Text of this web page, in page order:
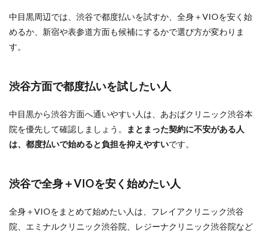
中目黒周辺では、渋谷で都度払いを試すか、全身＋VIOを安く始
めるか、新宿や表参道方面も候補にするかで選び方が変わりま
す。
渋谷方面で都度払いを試したい人
中目黒から渋谷方面へ通いやすい人は、あおばクリニック渋谷本
院を優先して確認しましょう。
まとまった契約に不安がある人
は、都度払いで始めると負担を抑えやすいです。
渋谷で全身＋VIOを安く始めたい人
全身＋VIOをまとめて始めたい人は、フレイアクリニック渋谷
院、エミナルクリニック渋谷院、レジーナクリニック渋谷院など